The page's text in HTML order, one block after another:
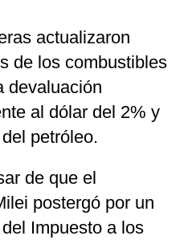
actualizaron
de los combustibles
devaluación
al dólar del 2% y
petróleo.
de que el
postergó por un
Impuesto a los